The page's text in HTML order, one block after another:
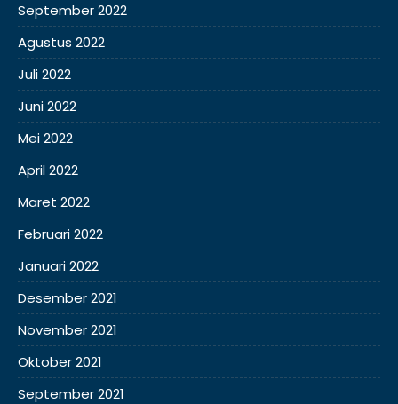
September 2022
Agustus 2022
Juli 2022
Juni 2022
Mei 2022
April 2022
Maret 2022
Februari 2022
Januari 2022
Desember 2021
November 2021
Oktober 2021
September 2021